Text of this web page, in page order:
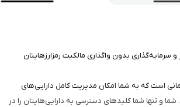
سرمایه‌گذاری بدون واگذاری مالکیت رمزارزهایتان
است که به شما امکان مدیریت کامل دارایی‌های
و تنها شما کلیدهای دسترسی به دارایی‌هایتان را در